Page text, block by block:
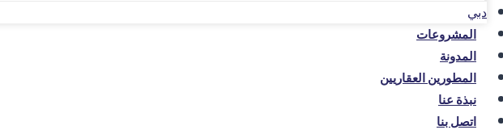
دبي
المشروعات
المدونة
المطورين العقاريين
نبذة عنا
اتصل بنا